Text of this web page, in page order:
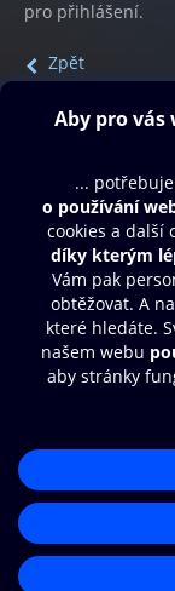
pro přihlášení.
Zpět
Obsah ke stažení
Moje O2 Knihovna
Další zábava
© O2 Czech
Přístupnost
Zásady
Nastavení cookies